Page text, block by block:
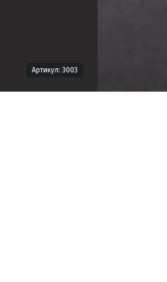
Артикул: 3003